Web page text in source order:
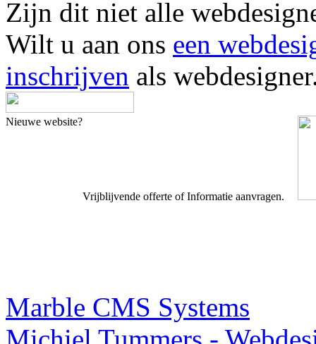
Zijn dit niet alle
Wilt u aan ons een
inschrijven als
Nieuwe website?
Vrijblijvende offerte of Informatie aanvragen.
Marble CMS Systems